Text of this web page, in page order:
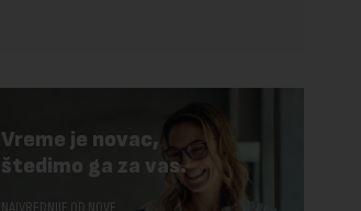
Vreme je novac,
štedimo ga za vas.
NAJVREDNIJE OD NOVE